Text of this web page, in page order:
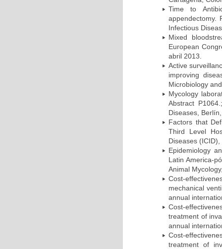
Time to
appendectomy.
Infectious
Mixed
European
abril 2013.
Active
improving
Microbiology
Mycology
Abstract
Diseases,
Factors that
Third Level
Diseases
Epidemiology
Latin America-
Animal
Cost-
mechanical
annual
Cost-
treatment of
annual
Cost-
treatment of